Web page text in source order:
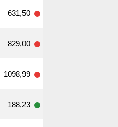
631,50
829,00
1098,99
188,23